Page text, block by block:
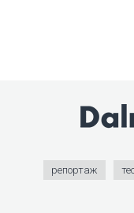
репортаж